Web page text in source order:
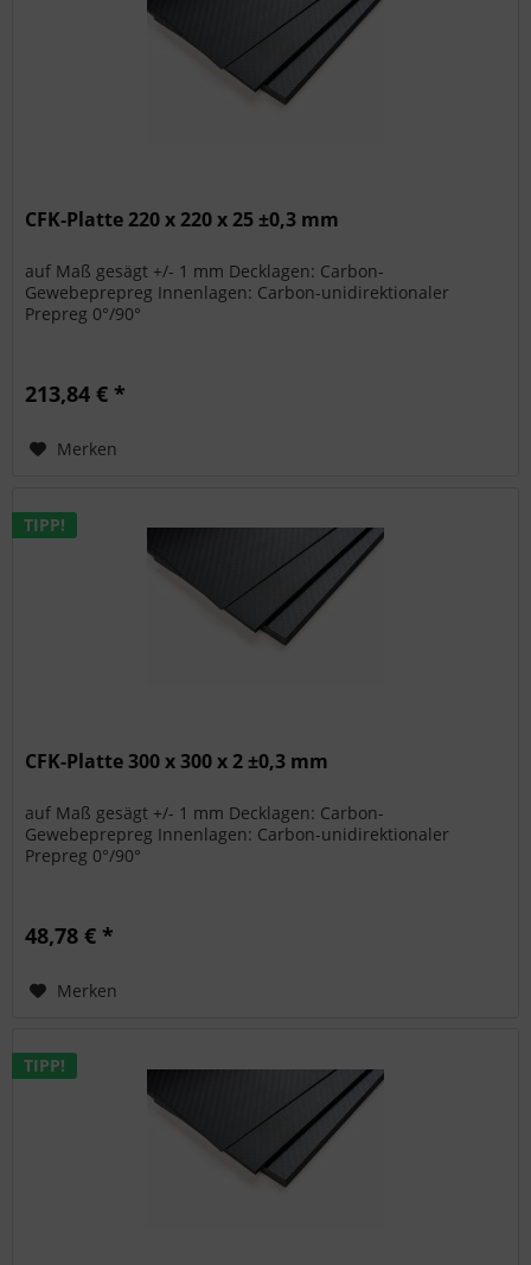
CFK-Platte 220 x 220 x 25 ±0,3 mm
auf Maß gesägt +/- 1 mm Decklagen: Carbon-
Gewebeprepreg Innenlagen: Carbon-unidirektionaler
Prepreg 0°/90°
213,84 € *
Merken
TIPP!
CFK-Platte 300 x 300 x 2 ±0,3 mm
auf Maß gesägt +/- 1 mm Decklagen: Carbon-
Gewebeprepreg Innenlagen: Carbon-unidirektionaler
Prepreg 0°/90°
48,78 € *
Merken
TIPP!